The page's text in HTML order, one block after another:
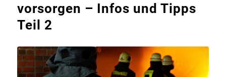
vorsorgen – Infos und Tipps
Teil 2